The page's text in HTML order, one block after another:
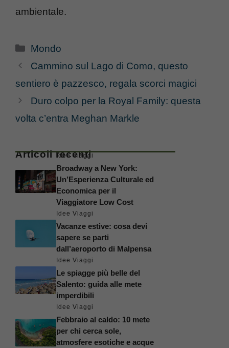
ambientale.
Categorie
Mondo
Cammino sul Lago di Como, questo
sentiero è pazzesco, regala scorci magici
Duro colpo per la Royal Family: questa
volta c’entra Meghan Markle
Articoli recenti
Idee Viaggi
Broadway a New York:
Un’Esperienza Culturale ed
Economica per il
Viaggiatore Low Cost
Idee Viaggi
Vacanze estive: cosa devi
sapere se parti
dall’aeroporto di Malpensa
Idee Viaggi
Le spiagge più belle del
Salento: guida alle mete
imperdibili
Idee Viaggi
Febbraio al caldo: 10 mete
per chi cerca sole,
atmosfere esotiche e acque